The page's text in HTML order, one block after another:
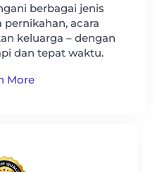
berbagai jenis
pernikahan, acara
keluarga – dengan
dan tepat waktu.
More